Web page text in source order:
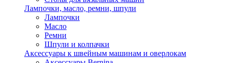
Лампочки, масло, ремни, шпули
Лампочки
Масло
Ремни
Шпули и колпачки
Аксессуары к швейным машинам и оверлокам